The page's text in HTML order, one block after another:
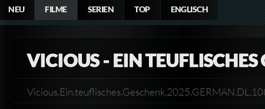
NEU FILME SERIEN TOP ENGLISCH
VICIOUS - EIN TEUFLISCHES